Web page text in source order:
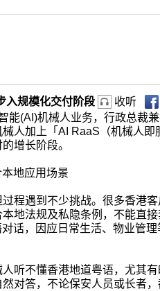
入规模化交付阶段
收听
能(AI)机械人业务，行政总裁
人加上「AI RaaS（机械人即
增长阶段。
地应用场景
程遇到不少挑战。很多香港
地法规及私隐条例，不能直
话，因应日常生活、物业管
听不懂香港地道粤语，尤其
对答，不论保安人员或长者